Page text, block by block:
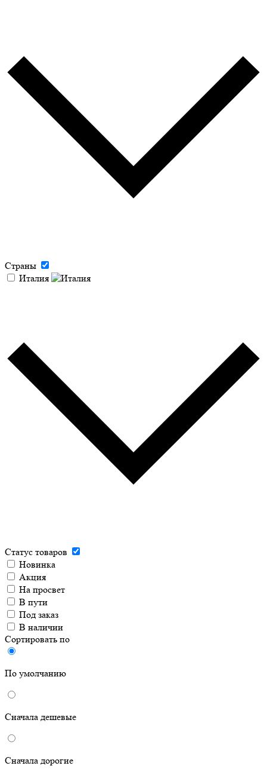
Страны
Италия
Статус товаров
Новинка
Акция
На просвет
В пути
Под заказ
В наличии
Сортировать по
По умолчанию
Сначала дешевые
Сначала дорогие